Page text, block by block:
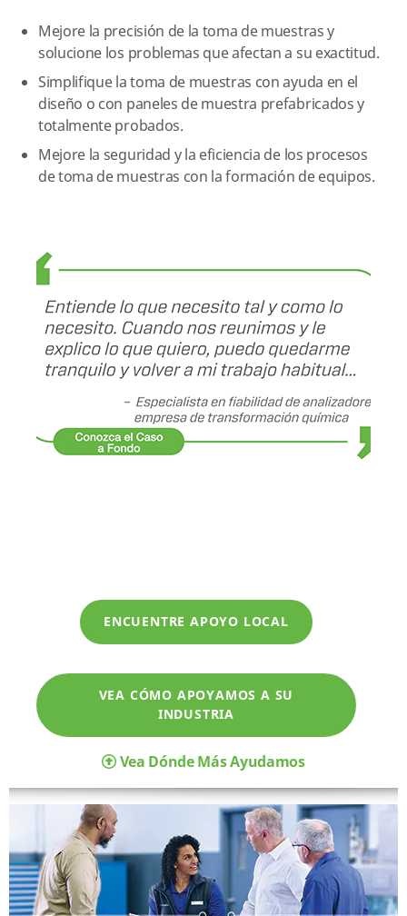
Mejore la precisión de la toma de muestras y
solucione los problemas que afectan a su exactitud.
Simplifique la toma de muestras con ayuda en el
diseño o con paneles de muestra prefabricados y
totalmente probados.
Mejore la seguridad y la eficiencia de los procesos
de toma de muestras con la formación de equipos.
ENCUENTRE APOYO LOCAL
VEA CÓMO APOYAMOS A SU
INDUSTRIA
Vea Dónde Más Ayudamos